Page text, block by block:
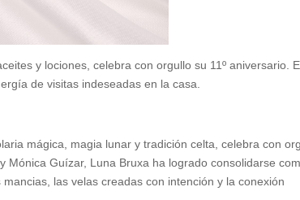
y lociones, celebra con orgullo su 11º aniversario.
de visitas indeseadas en la casa.
mágica, magia lunar y tradición celta, celebra con
Mónica Guízar, Luna Bruxa ha logrado consolidarse
las velas creadas con intención y la conexión